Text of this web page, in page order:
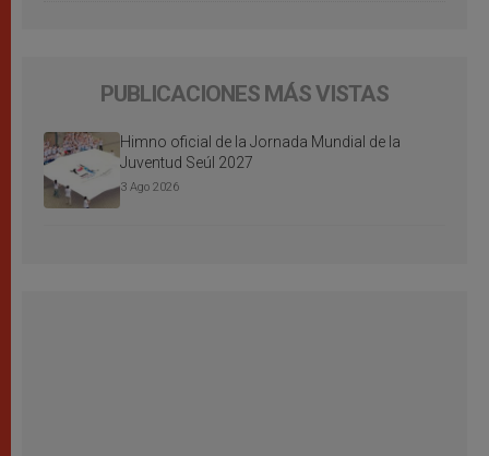
PUBLICACIONES MÁS VISTAS
Himno oficial de la Jornada Mundial de la
Juventud Seúl 2027
3 Ago 2026